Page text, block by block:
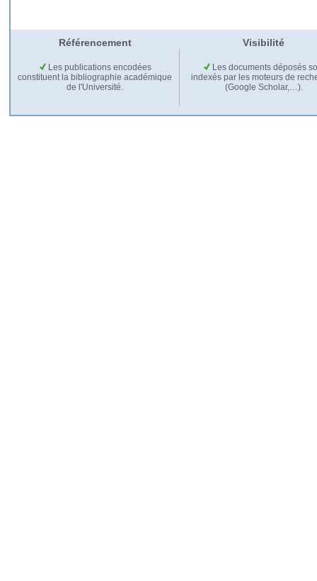
Référencement Visibilité
Les publications encodées
constituent la bibliographie académique
de l'Université.
Les documents déposés
indexés par les moteurs de
(Google Scholar,…).